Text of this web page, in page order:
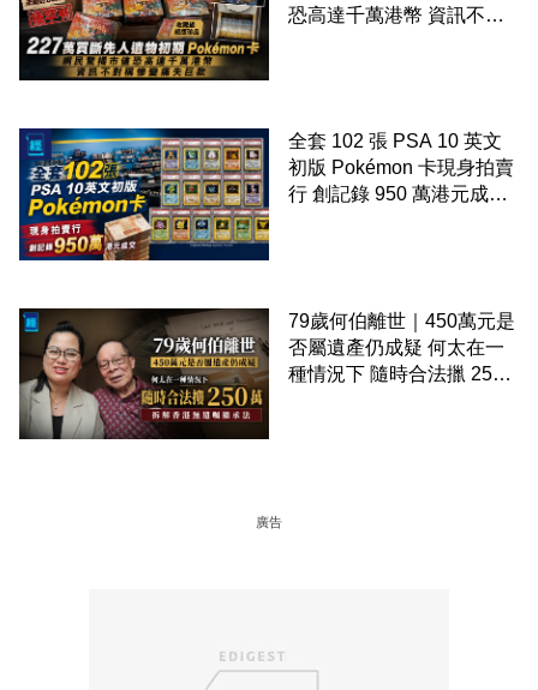
恐高達千萬港幣 資訊不對
全套 102 張 PSA 10 英文
初版 Pokémon 卡現身拍賣
行 創記錄 950 萬港元成交
79歲何伯離世｜450萬元是
否屬遺產仍成疑 何太在一
種情況下 隨時合法擸 250
廣告